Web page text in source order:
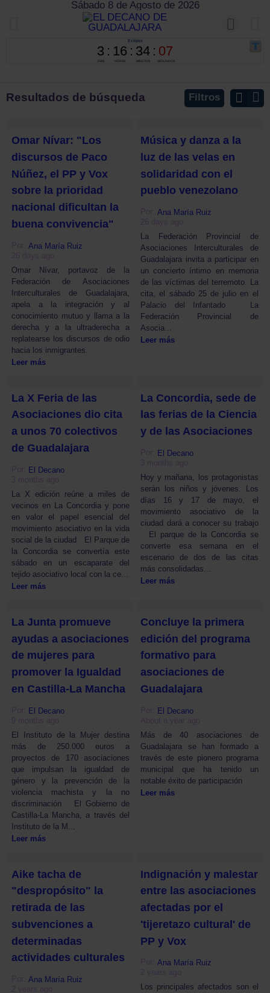
Sábado 8 de Agosto de 2026
Filtros
Resultados de búsqueda
Omar Nívar: "Los
discursos de Paco
Núñez, el PP y Vox
sobre la prioridad
nacional dificultan la
buena convivencia"
Ana María Ruiz
Omar Nívar, portavoz de la
Federación de Asociaciones
Interculturales de Guadalajara,
apela a la integración y al
conocimiento mutuo y llama a la
derecha y a la ultraderecha a
replatearse los discursos de odio
hacia los inmigrantes.
Leer más
Música y danza a la
luz de las velas en
solidaridad con el
pueblo venezolano
Por:Ana María Ruiz
La Federación Provincial de
Asociaciones Interculturales de
Guadalajara invita a participar en
un concierto íntimo en memoria
de las víctimas del terremoto. La
cita, el sábado 25 de julio en el
Palacio del Infantado La
Federación Provincial de
Asocia...
Leer más
La X Feria de las
Asociaciones dio cita
a unos 70 colectivos
de Guadalajara
El Decano
La X edición reúne a miles de
vecinos en La Concordia y pone
en valor el papel esencial del
movimiento asociativo en la vida
social de la ciudad El Parque de
la Concordia se convertía este
sábado en un escaparate del
tejido asociativo local con la ce...
Leer más
La Concordia, sede de
las ferias de la Ciencia
y de las Asociaciones
El Decano
Hoy y mañana, los protagonistas
serán los niños y jóvenes. Los
días 16 y 17 de mayo, el
movimiento asociativo de la
ciudad dará a conocer su trabajo
El parque de la Concordia se
converte esa semana en el
escenario de dos de las citas
más consolidadas...
Leer más
La Junta promueve
ayudas a asociaciones
de mujeres para
promover la Igualdad
en Castilla-La Mancha
El Decano
El Instituto de la Mujer destina
más de 250.000 euros a
proyectos de 170 asociaciones
que impulsan la igualdad de
género y la prevención de la
violencia machista y la no
discriminación El Gobierno de
Castilla-La Mancha, a través del
Instituto de la M...
Leer más
Concluye la primera
edición del programa
formativo para
asociaciones de
Guadalajara
El Decano
Más de 40 asociaciones de
Guadalajara se han formado a
través de este pionero programa
municipal que ha tenido un
notable éxito de participación
Leer más
Aike tacha de
"despropósito" la
retirada de las
subvenciones a
determinadas
actividades culturales
Por:Ana María Ruiz
Indignación y malestar
entre las asociaciones
afectadas por el
'tijeretazo cultural' de
PP y Vox
Por:Ana María Ruiz
Los principales afectados son el